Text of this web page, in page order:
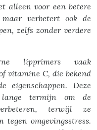
alleen voor een betere
verbetert ook de
zelfs zonder verdere
lipprimers vaak
vitamine C, die bekend
eigenschappen. Deze
termijn om de
terwijl ze
omgevingsstress.